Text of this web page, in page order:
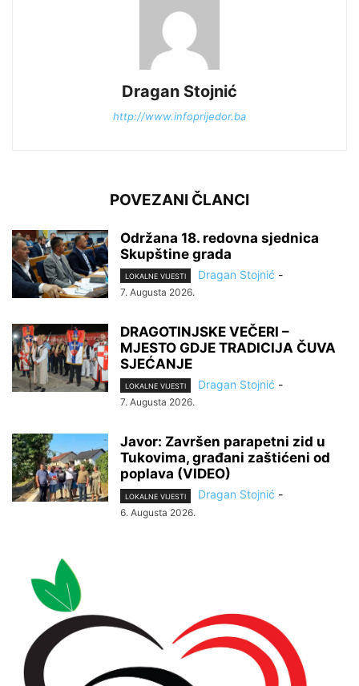
Dragan Stojnić
http://www.infoprijedor.ba
POVEZANI ČLANCI
Održana 18. redovna sjednica
Skupštine grada
LOKALNE VIJESTI Dragan Stojnić -
7. Augusta 2026.
DRAGOTINJSKE VEČERI –
MJESTO GDJE TRADICIJA ČUVA
SJEĆANJE
LOKALNE VIJESTI Dragan Stojnić -
7. Augusta 2026.
Javor: Završen parapetni zid u
Tukovima, građani zaštićeni od
poplava (VIDEO)
LOKALNE VIJESTI Dragan Stojnić -
6. Augusta 2026.